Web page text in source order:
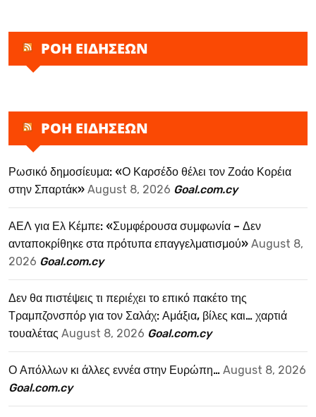
ΡΟΗ ΕΙΔΗΣΕΩΝ
ΡΟΗ ΕΙΔΗΣΕΩΝ
Ρωσικό δημοσίευμα: «Ο Καρσέδο θέλει τον Ζοάο Κορέια
στην Σπαρτάκ» August 8, 2026 Goal.com.cy
ΑΕΛ για Ελ Κέμπε: «Συμφέρουσα συμφωνία – Δεν
ανταποκρίθηκε στα πρότυπα επαγγελματισμού» August 8,
2026 Goal.com.cy
Δεν θα πιστέψεις τι περιέχει το επικό πακέτο της
Τραμπζονσπόρ για τον Σαλάχ: Αμάξια, βίλες και… χαρτιά
τουαλέτας August 8, 2026 Goal.com.cy
Ο Απόλλων κι άλλες εννέα στην Ευρώπη… August 8, 2026
Goal.com.cy